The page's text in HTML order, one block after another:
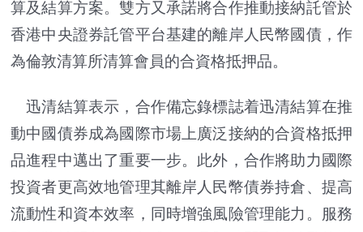
算及結算方案。雙方又承諾將合作推動接納託管於
香港中央證券託管平台基建的離岸人民幣國債，作
為倫敦清算所清算會員的合資格抵押品。
迅清結算表示，合作備忘錄標誌着迅清結算在推
動中國債券成為國際市場上廣泛接納的合資格抵押
品進程中邁出了重要一步。此外，合作將助力國際
投資者更高效地管理其離岸人民幣債券持倉、提高
流動性和資本效率，同時增強風險管理能力。服務